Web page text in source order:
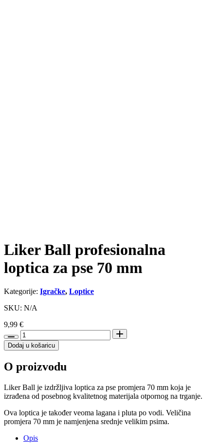
Liker Ball profesionalna
loptica za pse 70 mm
Kategorije: Igračke, Loptice
SKU: N/A
9,99 €
Liker
Ball
profesionalna
za
70
mm
količina
Dodaj u košaricu
O proizvodu
Liker Ball je izdržljiva loptica za pse promjera 70 mm koja je
izrađena od posebnog kvalitetnog materijala otpornog na trganje.
Ova loptica je također veoma lagana i pluta po vodi. Veličina
promjera 70 mm je namjenjena srednje velikim psima.
Opis